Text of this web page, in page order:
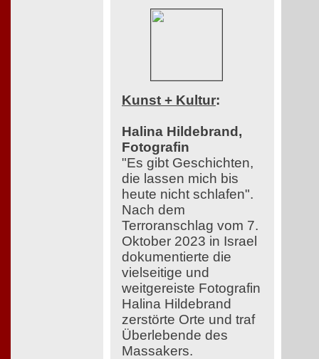
Kunst + Kultur:
Halina Hildebrand,
Fotografin
"Es gibt Geschichten,
die lassen mich bis
heute nicht schlafen".
Nach dem
Terroranschlag vom 7.
Oktober 2023 in Israel
dokumentierte die
vielseitige und
weitgereiste Fotografin
Halina Hildebrand
zerstörte Orte und traf
Überlebende des
Massakers.